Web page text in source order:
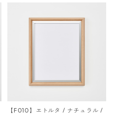
【F010】エトルタ / ナチュラル /